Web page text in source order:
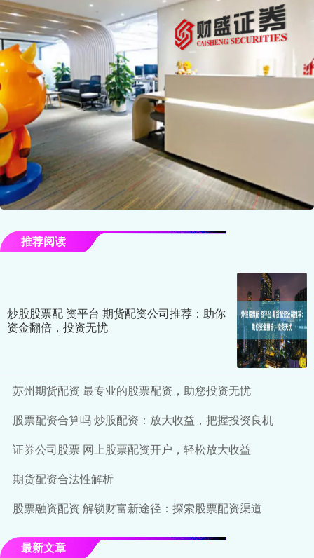
推荐阅读
炒股股票配 资平台 期货配资公司推荐：助你
资金翻倍，投资无忧
苏州期货配资 最专业的股票配资，助您投资无忧
股票配资合算吗 炒股配资：放大收益，把握投资良机
证券公司股票 网上股票配资开户，轻松放大收益
期货配资合法性解析
股票融资配资 解锁财富新途径：探索股票配资渠道
最新文章